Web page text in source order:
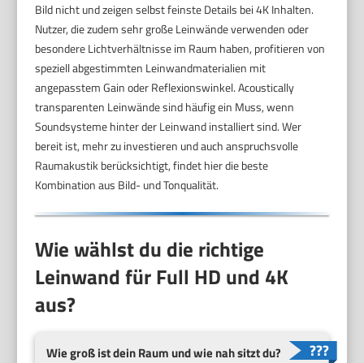
Bild nicht und zeigen selbst feinste Details bei 4K Inhalten.
Nutzer, die zudem sehr große Leinwände verwenden oder
besondere Lichtverhältnisse im Raum haben, profitieren von
speziell abgestimmten Leinwandmaterialien mit
angepasstem Gain oder Reflexionswinkel. Acoustically
transparenten Leinwände sind häufig ein Muss, wenn
Soundsysteme hinter der Leinwand installiert sind. Wer
bereit ist, mehr zu investieren und auch anspruchsvolle
Raumakustik berücksichtigt, findet hier die beste
Kombination aus Bild- und Tonqualität.
Wie wählst du die richtige
Leinwand für Full HD und 4K
aus?
Wie groß ist dein Raum und wie nah sitzt du?